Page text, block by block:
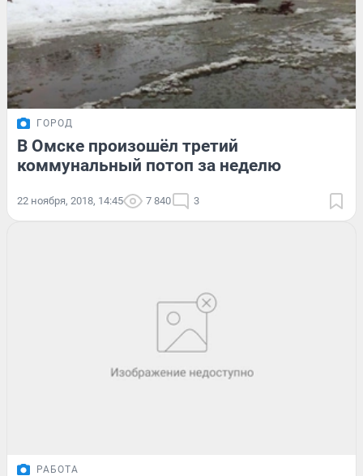
ГОРОД
В Омске произошёл третий
коммунальный потоп за неделю
22 ноября, 2018, 14:45 7 840 3
РАБОТА